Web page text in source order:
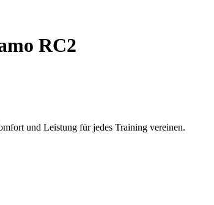
RC2
und Leistung für jedes Training vereinen.